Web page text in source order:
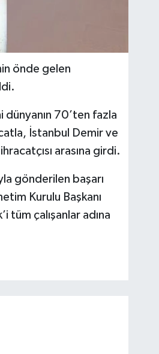
önde gelen
70’ten fazla
İstanbul Demir ve
arasına girdi.
gönderilen başarı
Kurulu Başkanı
tüm çalışanlar adına